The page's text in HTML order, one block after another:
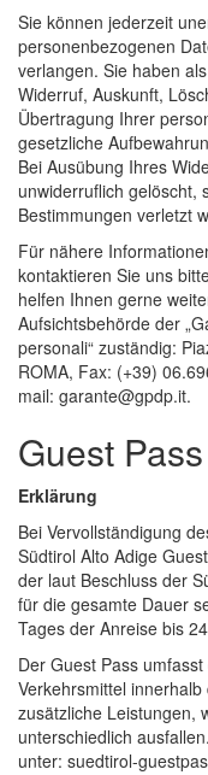
Sie können jederzeit
personenbezogenen
verlangen. Sie haben
Widerruf, Auskunft,
Übertragung Ihrer
gesetzliche
Bei Ausübung Ihres
unwiderruflich gelöscht,
Bestimmungen verletzt
Für nähere
kontaktieren Sie uns
helfen Ihnen gerne
Aufsichtsbehörde der
personali“ zuständig:
ROMA, Fax: (+39)
mail: garante@gpdp.it.
Guest Pass
Erklärung
Bei Vervollständigung
Südtirol Alto Adige
der laut Beschluss der
für die gesamte Dauer
Tages der Anreise bis
Der Guest Pass
Verkehrsmittel
zusätzliche Leistungen,
unterschiedlich
unter: suedtirol-